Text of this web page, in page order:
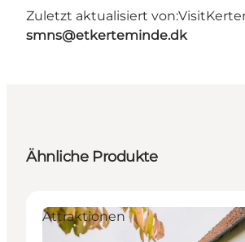
Zuletzt aktualisiert von:
smns@etkerteminde.dk
Ähnliche Produkte
Attraktionen